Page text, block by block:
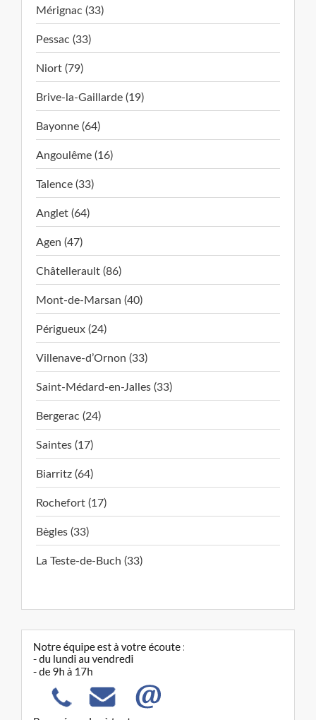
Mérignac (33)
Pessac (33)
Niort (79)
Brive-la-Gaillarde (19)
Bayonne (64)
Angoulême (16)
Talence (33)
Anglet (64)
Agen (47)
Châtellerault (86)
Mont-de-Marsan (40)
Périgueux (24)
Villenave-d’Ornon (33)
Saint-Médard-en-Jalles (33)
Bergerac (24)
Saintes (17)
Biarritz (64)
Rochefort (17)
Bègles (33)
La Teste-de-Buch (33)